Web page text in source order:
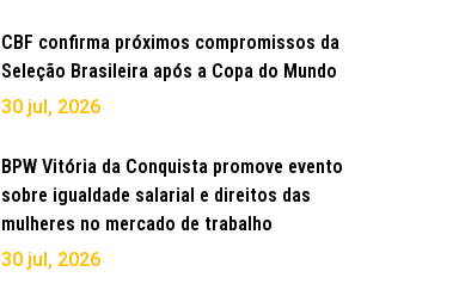
CBF confirma próximos compromissos da
Seleção Brasileira após a Copa do Mundo
30 jul, 2026
BPW Vitória da Conquista promove evento
sobre igualdade salarial e direitos das
mulheres no mercado de trabalho
30 jul, 2026